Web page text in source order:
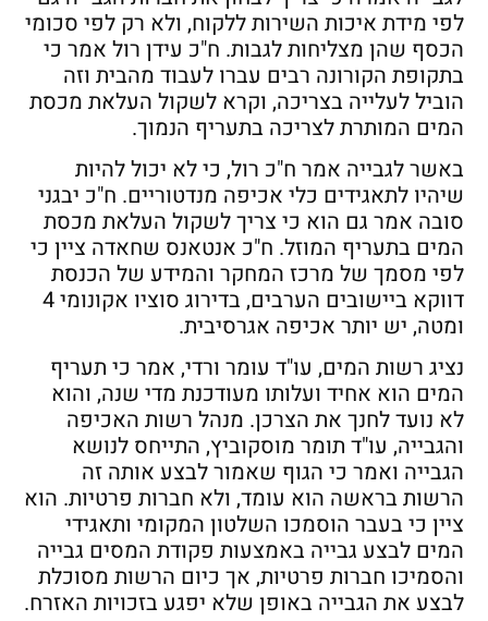
לפי מידת איכות השירות ללקוח, ולא רק לפי סכומי
הכסף שהן מצליחות לגבות. ח"כ עידן רול אמר כי
בתקופת הקורונה רבים עברו לעבוד מהבית וזה
הוביל לעלייה בצריכה, וקרא לשקול העלאת מכסת
המים המותרת לצריכה בתעריף הנמוך.
באשר לגבייה אמר ח"כ רול, כי לא יכול להיות
שיהיו לתאגידים כלי אכיפה מנדטוריים. ח"כ יבגני
סובה אמר גם הוא כי צריך לשקול העלאת מכסת
המים בתעריף המוזל. ח"כ אנטאנס שחאדה ציין כי
לפי מסמך של מרכז המחקר והמידע של הכנסת
דווקא ביישובים הערבים, בדירוג סוציו אקונומי 4
ומטה, יש יותר אכיפה אגרסיבית.
נציג רשות המים, עו"ד עומר ורדי, אמר כי תעריף
המים הוא אחיד ועלותו מעודכנת מדי שנה, והוא
לא נועד לחנך את הצרכן. מנהל רשות האכיפה
והגבייה, עו"ד תומר מוסקוביץ, התייחס לנושא
הגבייה ואמר כי הגוף שאמור לבצע אותה זה
הרשות בראשה הוא עומד, ולא חברות פרטיות. הוא
ציין כי בעבר הוסמכו השלטון המקומי ותאגידי
המים לבצע גבייה באמצעות פקודת המסים גבייה
והסמיכו חברות פרטיות, אך כיום הרשות מסוכלת
לבצע את הגבייה באופן שלא יפגע בזכויות האזרח.